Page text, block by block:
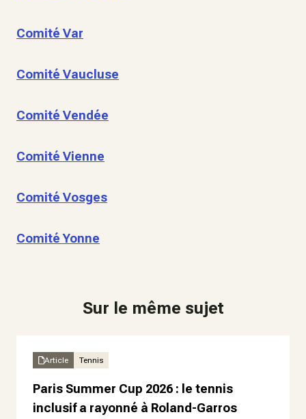
Comité Var
Comité Vaucluse
Comité Vendée
Comité Vienne
Comité Vosges
Comité Yonne
Sur le même sujet
Article Tennis
Paris Summer Cup 2026 : le tennis
inclusif a rayonné à Roland-Garros